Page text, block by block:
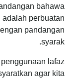
bahawa
perbuatan
pandangan
syarak.
agar kita